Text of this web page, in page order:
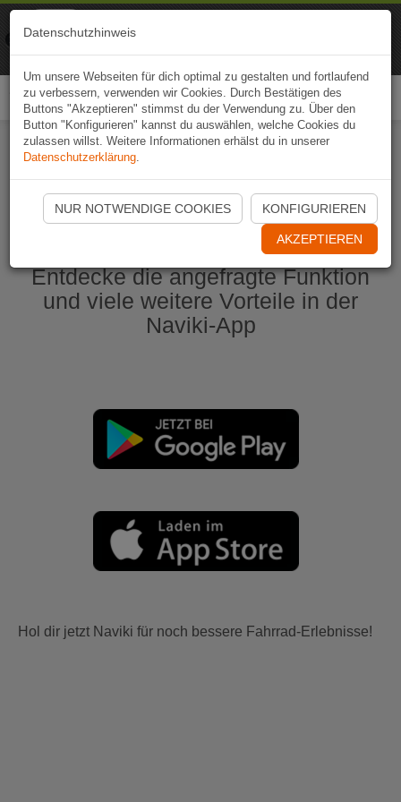
Naviki App jetzt öffnen
Entdecke die angefragte Funktion
und viele weitere Vorteile in der
Naviki-App
Hol dir jetzt Naviki für noch bessere Fahrrad-Erlebnisse!
Datenschutzhinweis
Um unsere Webseiten für dich optimal zu gestalten und fortlaufend
zu verbessern, verwenden wir Cookies. Durch Bestätigen des
Buttons "Akzeptieren" stimmst du der Verwendung zu. Über den
Button "Konfigurieren" kannst du auswählen, welche Cookies du
zulassen willst. Weitere Informationen erhälst du in unserer
Datenschutzerklärung.
NUR NOTWENDIGE COOKIES KONFIGURIEREN
AKZEPTIEREN
Naviki